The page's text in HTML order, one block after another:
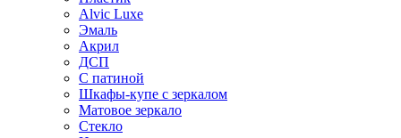
Alvic Luxe
Эмаль
Акрил
ДСП
С патиной
Шкафы-купе с зеркалом
Матовое зеркало
Стекло